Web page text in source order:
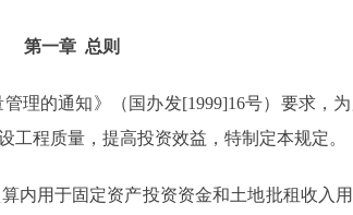
第一章 总则
通知》（国办发[1999]16号）要求，为
程质量，提高投资效益，特制定本规定。
用于固定资产投资资金和土地批租收入